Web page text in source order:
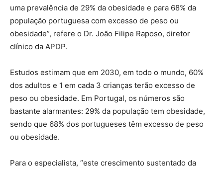
uma prevalência de 29% da obesidade e para 68% da
população portuguesa com excesso de peso ou
obesidade”, refere o Dr. João Filipe Raposo, diretor
clínico da APDP.
Estudos estimam que em 2030, em todo o mundo, 60%
dos adultos e 1 em cada 3 crianças terão excesso de
peso ou obesidade. Em Portugal, os números são
bastante alarmantes: 29% da população tem obesidade,
sendo que 68% dos portugueses têm excesso de peso
ou obesidade.
Para o especialista, “este crescimento sustentado da